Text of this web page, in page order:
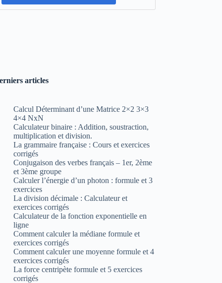
articles
Calcul Déterminant d’une Matrice 2×2 3×3
4×4 NxN
Calculateur binaire : Addition, soustraction,
multiplication et division.
La grammaire française : Cours et exercices
corrigés
Conjugaison des verbes français – 1er, 2ème
et 3ème groupe
Calculer l’énergie d’un photon : formule et 3
exercices
La division décimale : Calculateur et
exercices corrigés
Calculateur de la fonction exponentielle en
ligne
Comment calculer la médiane formule et
exercices corrigés
Comment calculer une moyenne formule et 4
exercices corrigés
La force centripète formule et 5 exercices
corrigés